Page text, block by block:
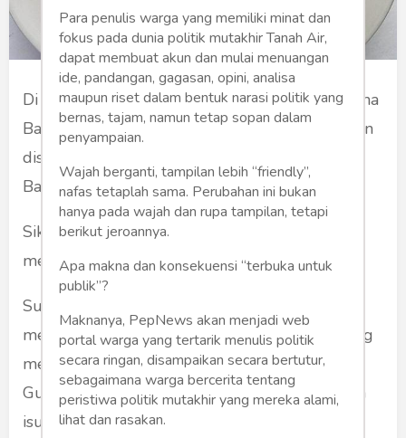
Wanita
Di sebuah desa, hiduplah seorang anak bernama
Bawang Putih yang sering mendapat perlakuan
diskriminatif. Punya saudara tiri bernama
Bawang Merah.
Sikap Bawang Merah ini provokatif dan suka
mengintimidasi Bawang Putih.
Suatu kali kawan Bawang Merah yang
merupakan gubernur dari sebuah provinsi yang
menerapkan syariat Islam, tertangkap KPK.
Gubernur itu dikenal kurang berkenan dengan
isu syariat Islam. Tapi Bawang Merah malah
Para penulis warga yang memiliki minat dan
fokus pada dunia politik mutakhir Tanah Air,
dapat membuat akun dan mulai menuangan
ide, pandangan, gagasan, opini, analisa
maupun riset dalam bentuk narasi politik yang
bernas, tajam, namun tetap sopan dalam
penyampaian.
Wajah berganti, tampilan lebih “friendly”,
nafas tetaplah sama. Perubahan ini bukan
hanya pada wajah dan rupa tampilan, tetapi
berikut jeroannya.
Apa makna dan konsekuensi “terbuka untuk
publik”?
Maknanya, PepNews akan menjadi web
portal warga yang tertarik menulis politik
secara ringan, disampaikan secara bertutur,
sebagaimana warga bercerita tentang
peristiwa politik mutakhir yang mereka alami,
lihat dan rasakan.